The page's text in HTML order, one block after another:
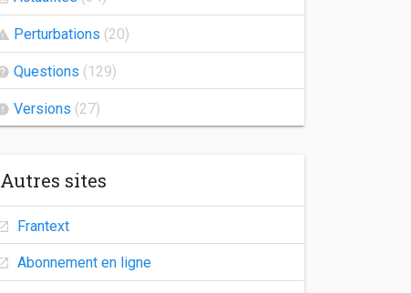
Frantext 25.2
Indisponibilité des comptes utilisateurs
Perturbations (20)
Questions (129)
Versions (27)
Autres sites
Frantext
Abonnement en ligne